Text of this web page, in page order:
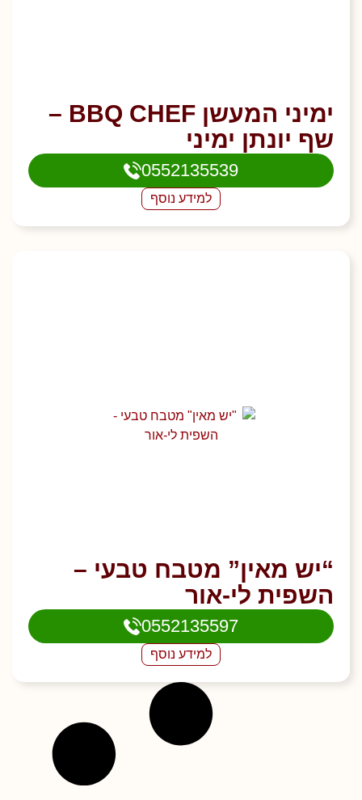
ימיני המעשן BBQ CHEF –
שף יונתן ימיני
0552135539
למידע נוסף
“יש מאין” מטבח טבעי –
השפית לי-אור
0552135597
למידע נוסף